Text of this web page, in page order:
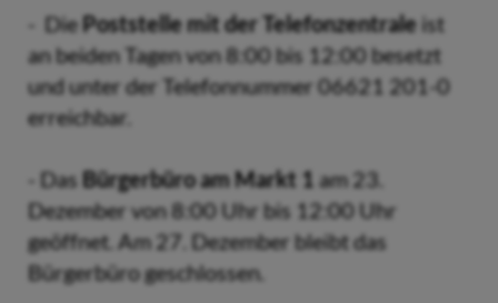
- DiePoststelle mit der Telefonzentrale ist
an beiden Tagen von 8:00 bis 12:00 besetzt
und unter der Telefonnummer 06621 201-0
erreichbar.
- Das Bürgerbüro am Markt 1 am 23.
Dezember von 8:00 Uhr bis 12:00 Uhr
geöffnet. Am 27. Dezember bleibt das
Bürgerbüro geschlossen.